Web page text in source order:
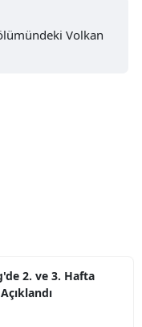
Volkan
2. ve 3. Hafta